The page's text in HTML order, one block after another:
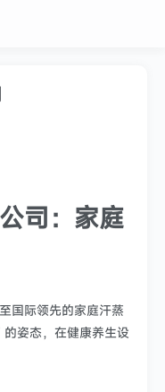
司：家庭
国际领先的家庭汗蒸
姿态，在健康养生设